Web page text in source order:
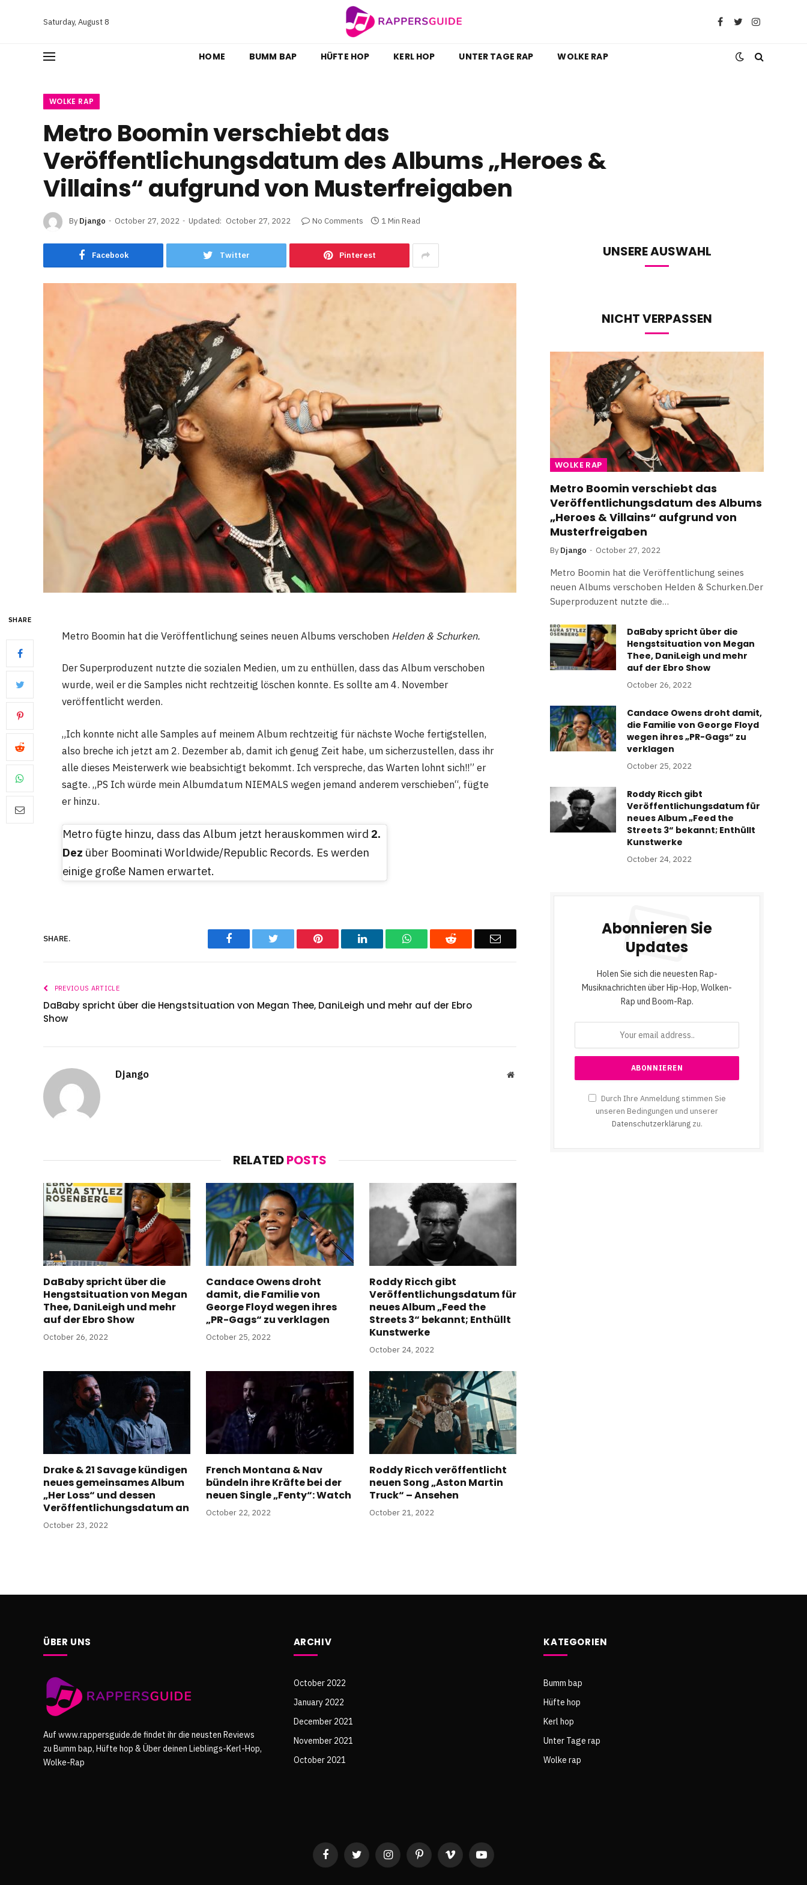
Saturday, August 8 Facebook
TwitterInstagram
HOME BUMM BAP HÜFTE HOP KERL HOP UNTER TAGE RAP WOLKE RAP
WOLKE RAP
Metro Boomin verschiebt das
Veröffentlichungsdatum des Albums „Heroes &
Villains“ aufgrund von Musterfreigaben
By Django October 27, 2022 Updated: October 27, 2022 No Comments 1 Min Read
Facebook Twitter Pinterest
SHARE
Metro Boomin hat die Veröffentlichung seines neuen Albums verschoben Helden & Schurken.
Der Superproduzent nutzte die sozialen Medien, um zu enthüllen, dass das Album verschoben
wurde, weil er die Samples nicht rechtzeitig löschen konnte. Es sollte am 4. November
veröffentlicht werden.
„Ich konnte nicht alle Samples auf meinem Album rechtzeitig für nächste Woche fertigstellen,
also breche ich jetzt am 2. Dezember ab, damit ich genug Zeit habe, um sicherzustellen, dass ihr
alle dieses Meisterwerk wie beabsichtigt bekommt. Ich verspreche, das Warten lohnt sich!!” er
sagte. „PS Ich würde mein Albumdatum NIEMALS wegen jemand anderem verschieben“, fügte
er hinzu.
Metro fügte hinzu, dass das Album jetzt herauskommen wird 2.
Dez über Boominati Worldwide/Republic Records. Es werden
einige große Namen erwartet.
SHARE. Facebook Twitter Pinterest LinkedIn WhatsAppReddit Email
PREVIOUS ARTICLE
DaBaby spricht über die Hengstsituation von Megan Thee, DaniLeigh und mehr auf der Ebro
Show
Django Website
RELATEDPOSTS
DaBaby spricht über die
Hengstsituation von Megan
Thee, DaniLeigh und mehr
auf der Ebro Show
October 26, 2022
Candace Owens droht
damit, die Familie von
George Floyd wegen ihres
„PR-Gags“ zu verklagen
October 25, 2022
Roddy Ricch gibt
Veröffentlichungsdatum für
neues Album „Feed the
Streets 3“ bekannt; Enthüllt
Kunstwerke
October 24, 2022
Drake & 21 Savage kündigen
neues gemeinsames Album
„Her Loss“ und dessen
Veröffentlichungsdatum an
October 23, 2022
French Montana & Nav
bündeln ihre Kräfte bei der
neuen Single „Fenty“: Watch
October 22, 2022
Roddy Ricch veröffentlicht
neuen Song „Aston Martin
Truck“ – Ansehen
October 21, 2022
UNSERE AUSWAHL
NICHT VERPASSEN
WOLKE RAP
Metro Boomin verschiebt das
Veröffentlichungsdatum des Albums
„Heroes & Villains“ aufgrund von
Musterfreigaben
By Django October 27, 2022
Metro Boomin hat die Veröffentlichung seines
neuen Albums verschoben Helden & Schurken.Der
Superproduzent nutzte die…
DaBaby spricht über die
Hengstsituation von Megan
Thee, DaniLeigh und mehr
auf der Ebro Show
October 26, 2022
Candace Owens droht damit,
die Familie von George Floyd
wegen ihres „PR-Gags“ zu
verklagen
October 25, 2022
Roddy Ricch gibt
Veröffentlichungsdatum für
neues Album „Feed the
Streets 3“ bekannt; Enthüllt
Kunstwerke
October 24, 2022
Abonnieren Sie
Updates
Holen Sie sich die neuesten Rap-
Musiknachrichten über Hip-Hop, Wolken-
Rap und Boom-Rap.
Durch Ihre Anmeldung stimmen Sie
unseren Bedingungen und unserer
Datenschutzerklärungzu.
ÜBER UNS
Auf www.rappersguide.de findet ihr die neusten Reviews
zu Bumm bap, Hüfte hop & Über deinen Lieblings-Kerl-Hop,
Wolke-Rap
ARCHIV
October 2022
January 2022
December 2021
November 2021
October 2021
KATEGORIEN
Bumm bap
Hüfte hop
Kerl hop
Unter Tage rap
Wolke rap
FacebookTwitter InstagramPinterestVimeo YouTube